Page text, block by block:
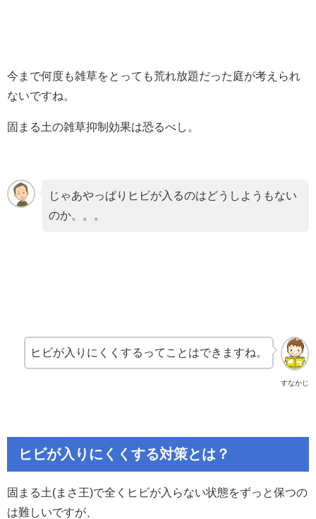
今まで何度も雑草をとっても荒れ放題だった庭が考えられ
ないですね。
固まる土の雑草抑制効果は恐るべし。
じゃあやっぱりヒビが入るのはどうしようもない
のか。。。
すなかじ
ヒビが入りにくくするってことはできますね。
ヒビが入りにくくする対策とは？
固まる土(まさ王)で全くヒビが入らない状態をずっと保つの
は難しいですが、